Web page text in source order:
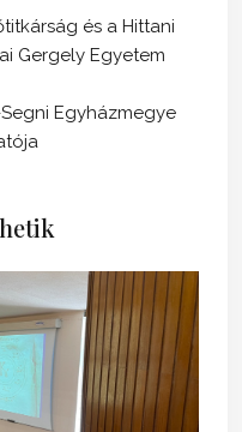
és a Hittani
Gergely Egyetem
Egyházmegye